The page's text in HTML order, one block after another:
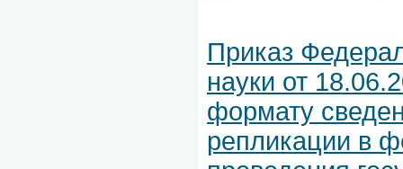
Приказ
науки от
формату
репликации в